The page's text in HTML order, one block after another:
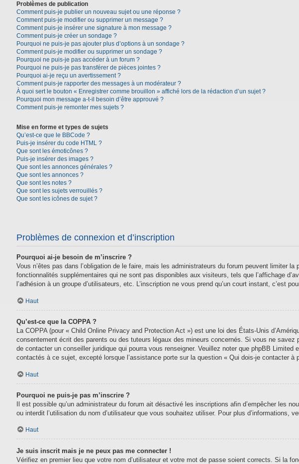
Problèmes de publication
Comment puis-je publier un nouveau sujet ou une réponse ?
Comment puis-je modifier ou supprimer un message ?
Comment puis-je insérer une signature à mon message ?
Comment puis-je créer un sondage ?
Pourquoi ne puis-je pas ajouter plus d’options à un sondage ?
Comment puis-je modifier ou supprimer un sondage ?
Pourquoi ne puis-je pas accéder à un forum ?
Pourquoi ne puis-je pas transférer de pièces jointes ?
Pourquoi ai-je reçu un avertissement ?
Comment puis-je rapporter des messages à un modérateur ?
À quoi sert le bouton « Enregistrer comme brouillon » affiché lors de la rédaction d’un sujet ?
Pourquoi mon message a-t-il besoin d’être approuvé ?
Comment puis-je remonter mes sujets ?
Mise en forme et types de sujets
Qu’est-ce que le BBCode ?
Puis-je insérer du code HTML ?
Que sont les émoticônes ?
Puis-je insérer des images ?
Que sont les annonces générales ?
Que sont les annonces ?
Que sont les notes ?
Que sont les sujets verrouillés ?
Que sont les icônes de sujet ?
Problèmes de connexion et d’inscription
Pourquoi ai-je besoin de m’inscrire ?
Vous n’êtes pas dans l’obligation de le faire, mais les administrateurs du forum peuvent
fonctionnalités supplémentaires qui ne sont pas disponibles aux visiteurs, tels que l’affichage
l’adhésion à un groupe d’utilisateurs, etc. L’inscription ne vous prend qu’un court instant, c’est
Haut
Qu’est-ce que la COPPA ?
La COPPA (pour « Child Online Privacy and Protection Act ») est une loi des États-Unis
consentement écrit des parents ou des tuteurs légaux des mineurs concernés. Si vous ne
de contacter un conseiller juridique qui pourra vous renseigner. Veuillez noter que phpBB
contactés à ce sujet, excepté lorsque l’assistance porte sur la question « Qui dois-je contacter à
Haut
Pourquoi ne puis-je pas m’inscrire ?
Il est possible qu’un administrateur du forum ait désactivé les inscriptions afin d’empêcher les
ou interdit l’utilisation du nom d’utilisateur que vous souhaitez utiliser. Pour plus d’informations,
Haut
Je suis inscrit mais je ne peux pas me connecter !
Vérifiez en premier lieu que votre nom d’utilisateur et votre mot de passe soient corrects. Si la